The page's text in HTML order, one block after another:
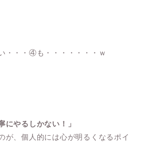
・・・④も・・・・・・・ｗ
にやるしかない！」
が、個人的には心が明るくなるポイ